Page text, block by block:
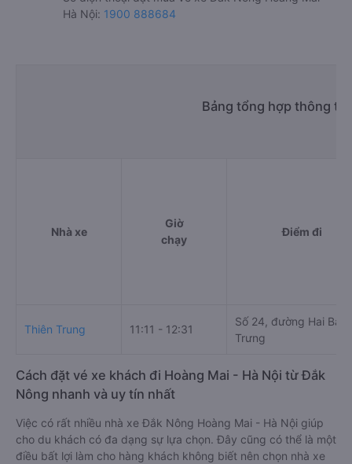
Hà Nội: 1900 888684
Bảng tổng hợp thông
Nhà xe
Giờ
chạy
Điểm đi
Thiên Trung 11:11 - 12:31
Số 24, đường Hai Bà
Trưng
Cách đặt vé xe khách đi Hoàng Mai - Hà Nội từ Đắk
Nông nhanh và uy tín nhất
Việc có rất nhiều nhà xe Đắk Nông Hoàng Mai - Hà Nội giúp
cho du khách có đa dạng sự lựa chọn. Đây cũng có thể là một
điều bất lợi làm cho hàng khách không biết nên chọn nhà xe